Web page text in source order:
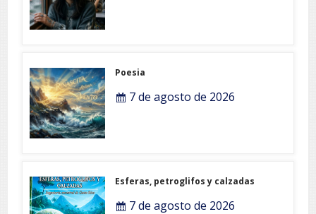
Poesia
7 de agosto de 2026
Esferas, petroglifos y calzadas
7 de agosto de 2026